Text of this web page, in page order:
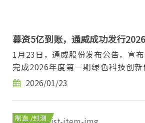
募资5亿到账，通威成功发行
债
1月23日，通威股份发布公告，宣
完成2026年度第一期绿色科技创
实际发行总额达5亿元人民币，
账。...
2026/01/23
制造 /封测